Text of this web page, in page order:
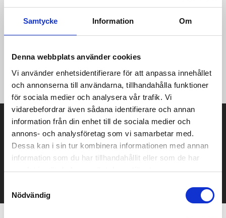
Samtycke Information Om
Denna webbplats använder cookies
Vi använder enhetsidentifierare för att anpassa innehållet
och annonserna till användarna, tillhandahålla funktioner
för sociala medier och analysera vår trafik. Vi
vidarebefordrar även sådana identifierare och annan
information från din enhet till de sociala medier och
annons- och analysföretag som vi samarbetar med.
Dessa kan i sin tur kombinera informationen med annan
information som du har tillhandahållit eller som de har
samlat in när du har använt deras tjänster.
Nödvändig
utan är också ett utmärkt val för personlig branding. Mössan
är tillverkad av 1x1 ribbstickad akryl och är varm och slitstark.
en utmärkt möjlighet att presentera din logotyp eller annan
praktisk funktion.
Prisuppgift på mailen?
Kontakta oss här för att få förslag på produkt och pris över
Det går också utmärkt att bara ställa frågor!